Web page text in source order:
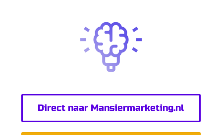
Direct naar Mansiermarketing.nl